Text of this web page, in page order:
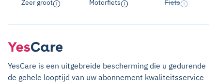
Zeer groot Motorfiets Fiets
YesCare is een uitgebreide bescherming die u gedurende
de gehele looptijd van uw abonnement kwaliteitsservice